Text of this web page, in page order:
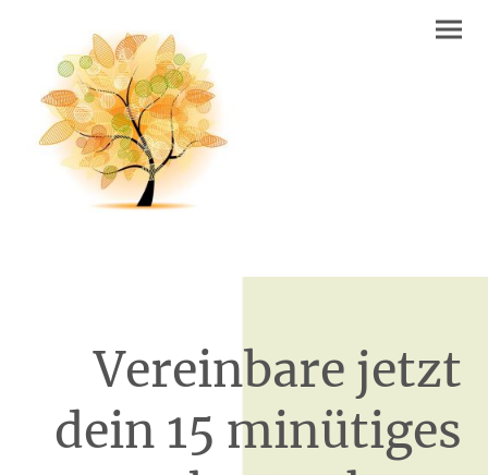
Vereinbare jetzt
dein 15 minütiges